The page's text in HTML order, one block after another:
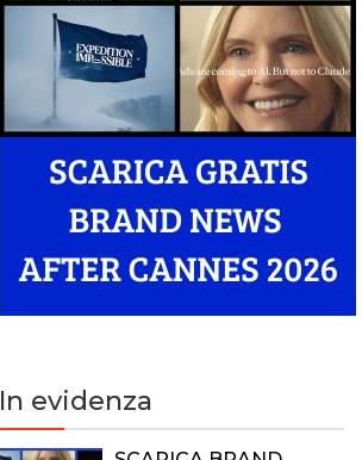
In evidenza